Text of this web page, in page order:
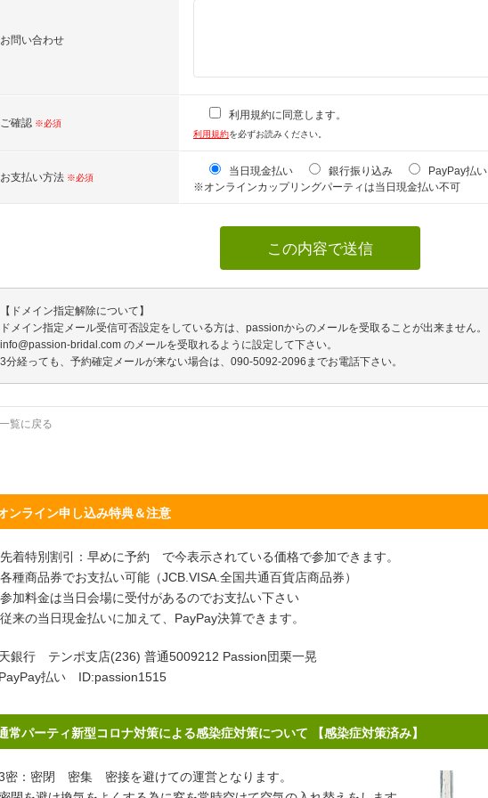
お問い合わせ
ご確認 ※必須
利用規約に同意します。
利用規約を必ずお読みください。
お支払い方法 ※必須
当日現金払い 銀行振り込み
PayPay払い
※オンラインカップリングパーティは当日現金払い不可
【ドメイン指定解除について】
ドメイン指定メール受信可否設定をしている方は、passionからのメールを受取ることが出来ません。
info@passion-bridal.com のメールを受取れるように設定して下さい。
3分経っても、予約確定メールが来ない場合は、090-5092-2096までお電話下さい。
一覧に戻る
ンライン申し込み特典＆注意
先着特別割引：早めに予約 で今表示されている価格で参加できます。
各種商品券でお支払い可能（JCB.VISA.全国共通百貨店商品券）
参加料金は当日会場に受付があるのでお支払い下さい
従来の当日現金払いに加えて、PayPay決算できます。
銀行 テンポ支店(236) 普通5009212 Passion団栗一晃
払い ID:passion1515
常パーティ新型コロナ対策による感染症対策について 【感染症対策済み】
：密閉 密集 密接を避けての運営となります。